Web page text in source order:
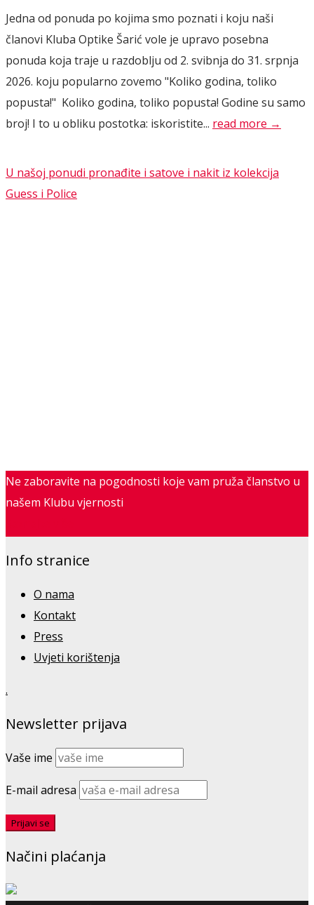
Jedna od ponuda po kojima smo poznati i koju naši
članovi Kluba Optike Šarić vole je upravo posebna
ponuda koja traje u razdoblju od 2. svibnja do 31. srpnja
2026. koju popularno zovemo "Koliko godina, toliko
popusta!" Koliko godina, toliko popusta! Godine su samo
broj! I to u obliku postotka: iskoristite... read more →
U našoj ponudi pronađite i satove i nakit iz kolekcija
Guess i Police
Ne zaboravite na pogodnosti koje vam pruža članstvo u
našem Klubu vjernosti
Info stranice
O nama
Kontakt
Press
Uvjeti korištenja
.
Newsletter prijava
Vaše ime
E-mail adresa
Načini plaćanja